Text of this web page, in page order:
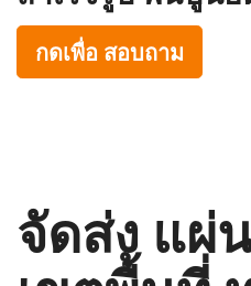
กดเพื่อ สอบถาม
จัดส่ง แผ่